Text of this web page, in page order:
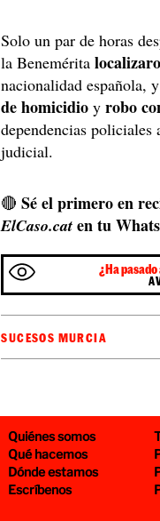
Solo un par de horas
la Benemérita
nacionalidad española,
de homicidio yrobo
dependencias policiales
judicial.
🔴Sé el primero en
ElCaso.cat en tu
¿Ha pasado
SUCESOS MURCIA
Quiénes somos
Qué hacemos
Dónde estamos
Escríbenos